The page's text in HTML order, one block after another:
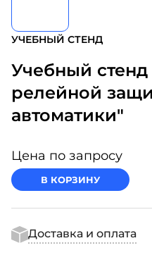
УЧЕБНЫЙ СТЕНД
Учебный
релейной
автоматики"
Цена по запросу
В КОРЗИНУ
Доставка и оплата